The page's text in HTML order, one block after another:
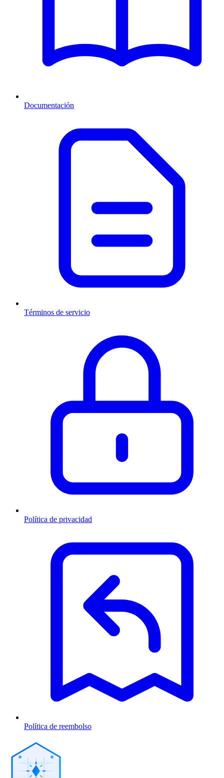
Documentación
Términos de servicio
Política de privacidad
Política de reembolso